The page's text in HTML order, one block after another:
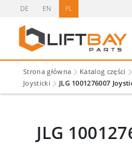
DE EN PL
Strona główna Katalog części
Joysticki
JLG 1001276007
JLG